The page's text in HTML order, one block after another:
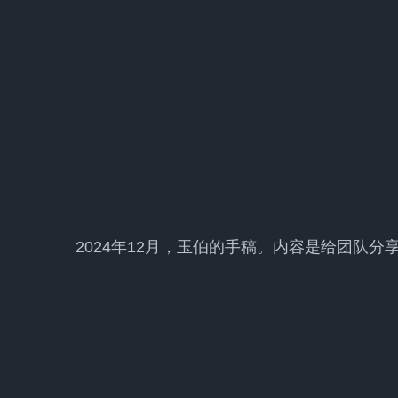
2024年12月，玉伯的手稿。内容是给团队分